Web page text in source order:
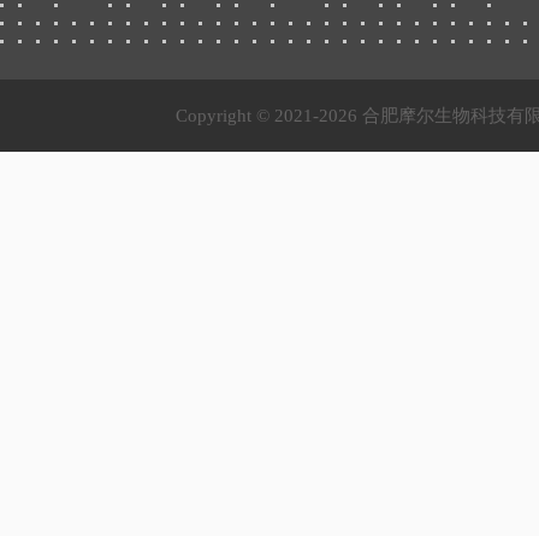
Copyright © 2021-2026 合肥摩尔生物科技